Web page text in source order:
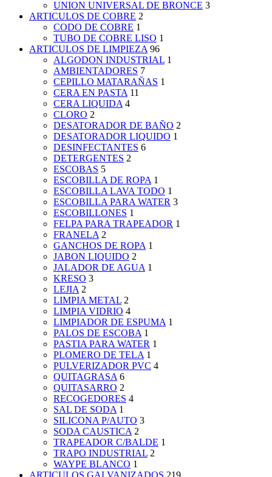
UNION UNIVERSAL DE BRONCE 3
ARTICULOS DE COBRE 2
CODO DE COBRE 1
TUBO DE COBRE LISO 1
ARTICULOS DE LIMPIEZA 96
ALGODON INDUSTRIAL 1
AMBIENTADORES 7
CEPILLO MATARAÑAS 1
CERA EN PASTA 11
CERA LIQUIDA 4
CLORO 2
DESATORADOR DE BAÑO 2
DESATORADOR LIQUIDO 1
DESINFECTANTES 6
DETERGENTES 2
ESCOBAS 5
ESCOBILLA DE ROPA 1
ESCOBILLA LAVA TODO 1
ESCOBILLA PARA WATER 3
ESCOBILLONES 1
FELPA PARA TRAPEADOR 1
FRANELA 2
GANCHOS DE ROPA 1
JABON LIQUIDO 2
JALADOR DE AGUA 1
KRESO 3
LEJIA 2
LIMPIA METAL 2
LIMPIA VIDRIO 4
LIMPIADOR DE ESPUMA 1
PALOS DE ESCOBA 1
PASTIA PARA WATER 1
PLOMERO DE TELA 1
PULVERIZADOR PVC 4
QUITAGRASA 6
QUITASARRO 2
RECOGEDORES 4
SAL DE SODA 1
SILICONA P/AUTO 3
SODA CAUSTICA 2
TRAPEADOR C/BALDE 1
TRAPO INDUSTRIAL 2
WAYPE BLANCO 1
ARTICULOS GALVANIZADOS 219